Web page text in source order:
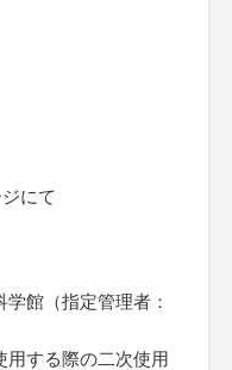
にて
館（指定管理者：
用する際の二次使用